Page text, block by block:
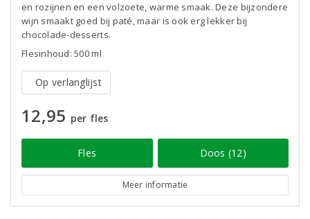
en rozijnen en een volzoete, warme smaak. Deze bijzondere
wijn smaakt goed bij paté, maar is ook erg lekker bij
chocolade-desserts.
Flesinhoud: 500 ml
Op verlanglijst
12,95 per fles
Fles Doos (12)
Meer informatie